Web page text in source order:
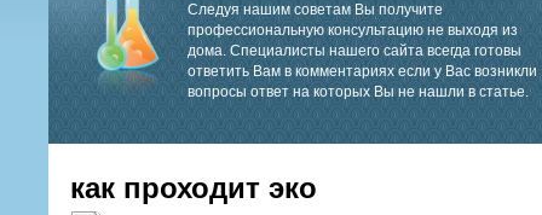
Следуя нашим советам Вы получите
профессиональную консультацию не выходя из
дома. Специалисты нашего сайта всегда готовы
ответить Вам в комментариях если у Вас возникли
вопросы ответ на которых Вы не нашли в статье.
как проходит эко